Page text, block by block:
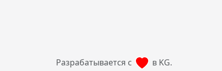
Разрабатывается с
в KG.